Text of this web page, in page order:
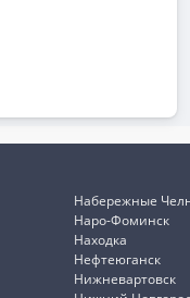
Набережные
Наро-Фоминск
Находка
Нефтеюганск
Нижневартовск